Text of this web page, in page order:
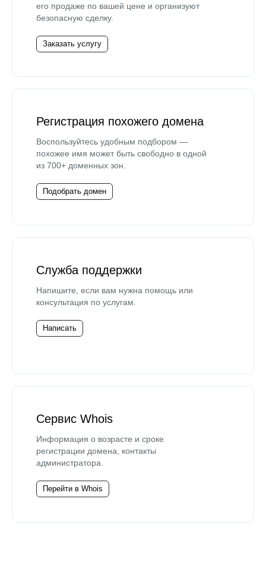
его продаже по вашей цене и организуют
безопасную сделку.
Заказать услугу
Регистрация похожего домена
Воспользуйтесь удобным подбором —
похожее имя может быть свободно в одной
из 700+ доменных зон.
Подобрать домен
Служба поддержки
Напишите, если вам нужна помощь или
консультация по услугам.
Написать
Сервис Whois
Информация о возрасте и сроке
регистрации домена, контакты
администратора.
Перейти в Whois